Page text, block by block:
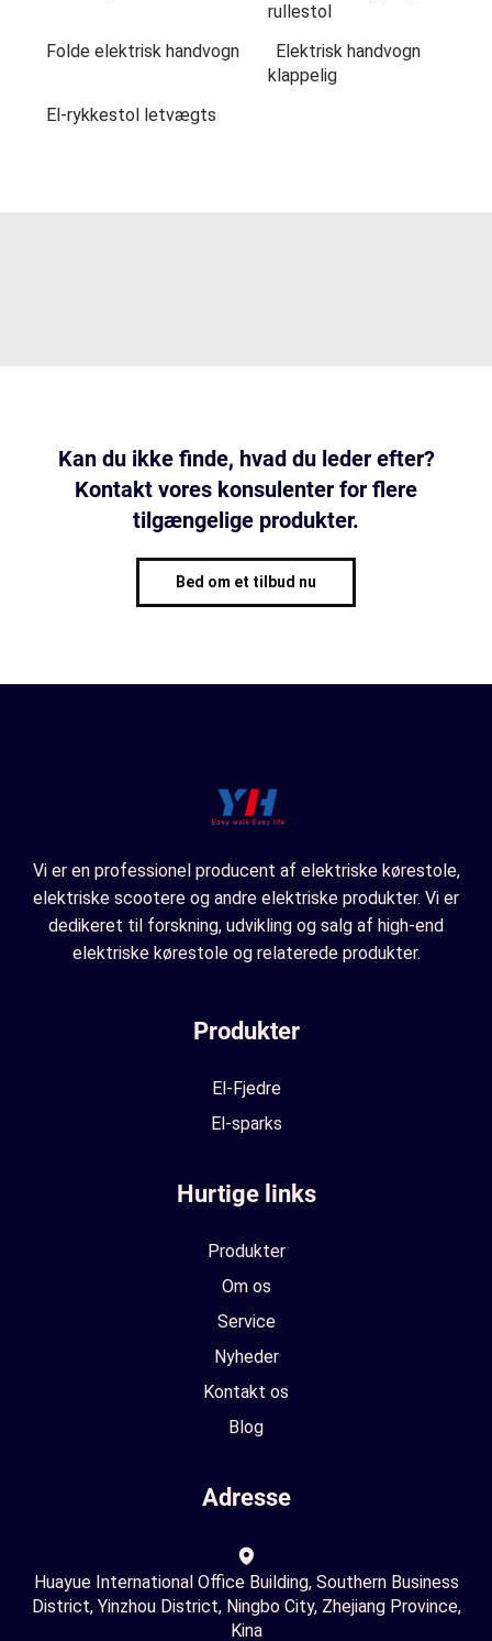
rullestol
Folde elektrisk handvogn
Elektrisk handvogn
klappelig
El-rykkestol letvægts
Kan du ikke finde, hvad du leder efter?
Kontakt vores konsulenter for flere
tilgængelige produkter.
Bed om et tilbud nu
Vi er en professionel producent af elektriske kørestole,
elektriske scootere og andre elektriske produkter. Vi er
dedikeret til forskning, udvikling og salg af high-end
elektriske kørestole og relaterede produkter.
Produkter
El-Fjedre
El-sparks
Hurtige links
Produkter
Om os
Service
Nyheder
Kontakt os
Blog
Adresse
Huayue International Office Building, Southern Business
District, Yinzhou District, Ningbo City, Zhejiang Province,
Kina